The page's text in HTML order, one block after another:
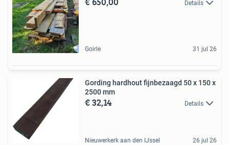
Details
Goirle 31 jul 26
Gording hardhout fijnbezaagd 50 x 150 x
2500 mm
€ 32,14 Details
Nieuwerkerk aan den IJssel 26 jul 26